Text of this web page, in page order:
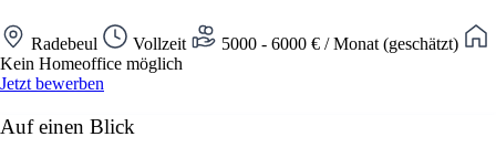
Radebeul Vollzeit
5000 - 6000 € / Monat (geschätzt)
Kein Homeoffice möglich
Jetzt bewerben
Auf einen Blick